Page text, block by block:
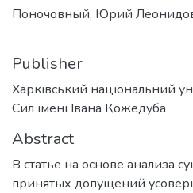
Поночовный, Юрий
Publisher
Харківський національний
Сил імені Івана Кожедуба
Abstract
В статье на основе анализа
принятых допущений